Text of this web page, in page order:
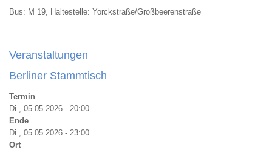
Bus: M 19, Haltestelle: Yorckstraße/Großbeerenstraße
Veranstaltungen
Berliner Stammtisch
Termin
Di., 05.05.2026 - 20:00
Ende
Di., 05.05.2026 - 23:00
Ort